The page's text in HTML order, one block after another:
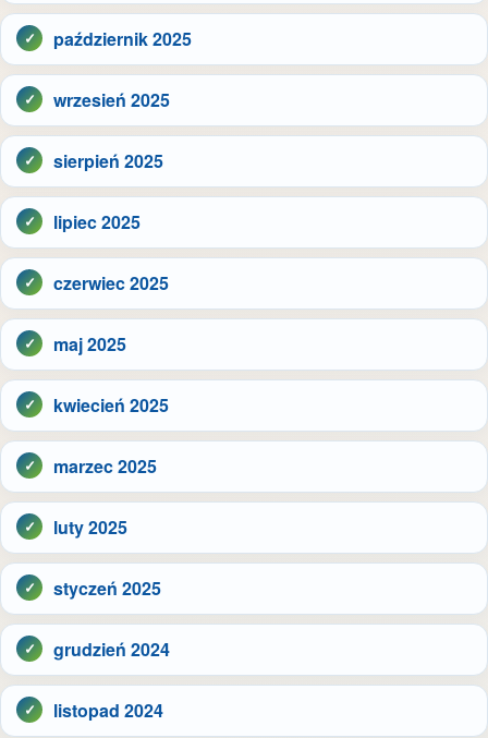
październik 2025
wrzesień 2025
sierpień 2025
lipiec 2025
czerwiec 2025
maj 2025
kwiecień 2025
marzec 2025
luty 2025
styczeń 2025
grudzień 2024
listopad 2024